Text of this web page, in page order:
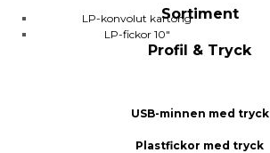
LP-konvolut kartong
LP-fickor 10"
Sortiment
SIDEWALK VINYL
LP-fickor och fodral
Profil & Tryck
USB-minnen med tryck
Plastfickor med tryck